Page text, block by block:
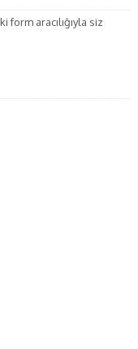
form aracılığıyla siz